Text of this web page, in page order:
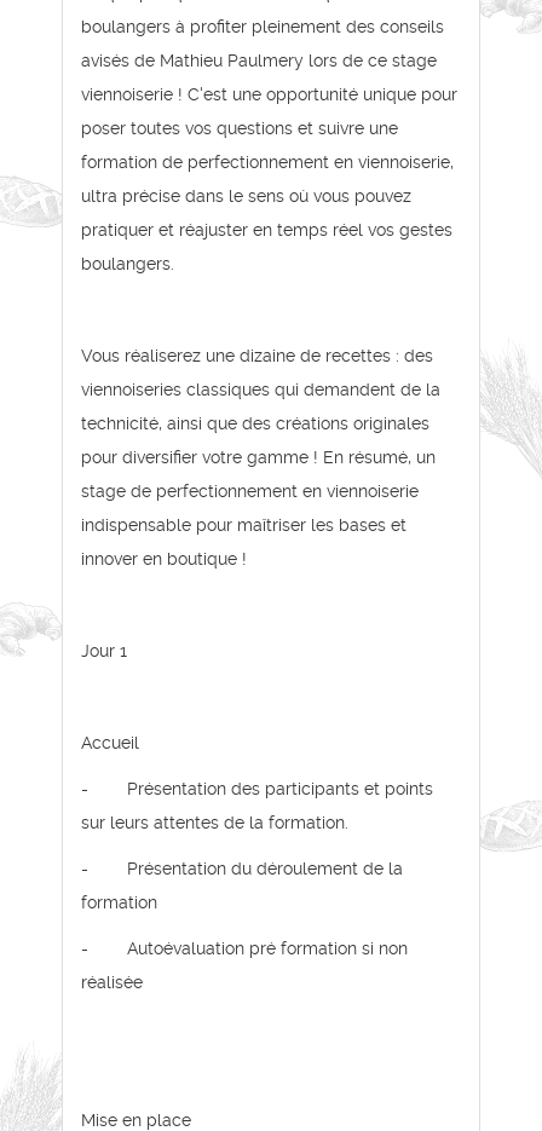
boulangers à profiter pleinement des conseils
avisés de Mathieu Paulmery lors de ce stage
viennoiserie ! C'est une opportunité unique pour
poser toutes vos questions et suivre une
formation de perfectionnement en viennoiserie,
ultra précise dans le sens où vous pouvez
pratiquer et réajuster en temps réel vos gestes
boulangers.
Vous réaliserez une dizaine de recettes : des
viennoiseries classiques qui demandent de la
technicité, ainsi que des créations originales
pour diversifier votre gamme ! En résumé, un
stage de perfectionnement en viennoiserie
indispensable pour maîtriser les bases et
innover en boutique !
Jour 1
Accueil
- Présentation des participants et points
sur leurs attentes de la formation.
- Présentation du déroulement de la
formation
- Autoévaluation pré formation si non
réalisée
Mise en place